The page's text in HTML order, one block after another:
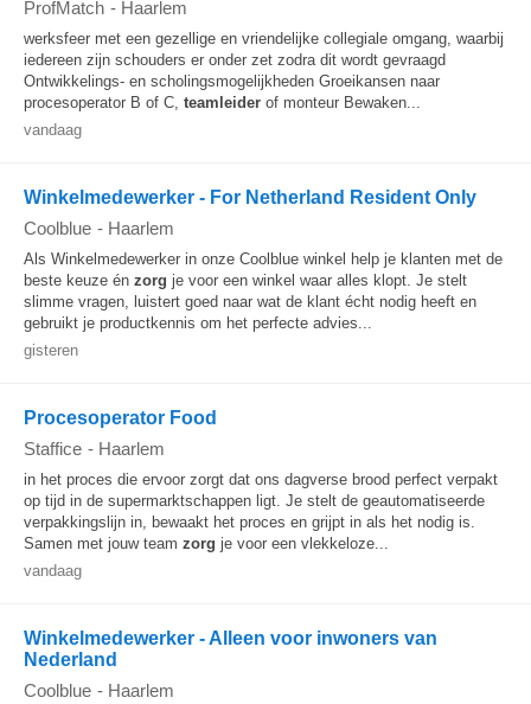
ProfMatch - Haarlem
werksfeer met een gezellige en vriendelijke collegiale omgang, waarbij
iedereen zijn schouders er onder zet zodra dit wordt gevraagd
Ontwikkelings- en scholingsmogelijkheden Groeikansen naar
procesoperator B of C, teamleider of monteur Bewaken...
vandaag
Winkelmedewerker - For Netherland Resident Only
Coolblue - Haarlem
Als Winkelmedewerker in onze Coolblue winkel help je klanten met de
beste keuze én zorg je voor een winkel waar alles klopt. Je stelt
slimme vragen, luistert goed naar wat de klant écht nodig heeft en
gebruikt je productkennis om het perfecte advies...
gisteren
Procesoperator Food
Staffice - Haarlem
in het proces die ervoor zorgt dat ons dagverse brood perfect verpakt
op tijd in de supermarktschappen ligt. Je stelt de geautomatiseerde
verpakkingslijn in, bewaakt het proces en grijpt in als het nodig is.
Samen met jouw team zorg je voor een vlekkeloze...
vandaag
Winkelmedewerker - Alleen voor inwoners van
Nederland
Coolblue - Haarlem